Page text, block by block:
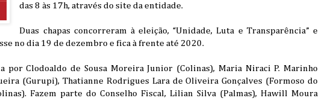
das 8 às 17h, através do site da entidade.
Duas chapas concorreram à eleição, “Unidade, Luta e Transparência” e
no dia 19 de dezembro e fica à frente até 2020.
por Clodoaldo de Sousa Moreira Junior (Colinas), Maria Niraci P. Marinho
(Gurupi), Thatianne Rodrigues Lara de Oliveira Gonçalves (Formoso do
Fazem parte do Conselho Fiscal, Lilian Silva (Palmas), Hawill Moura